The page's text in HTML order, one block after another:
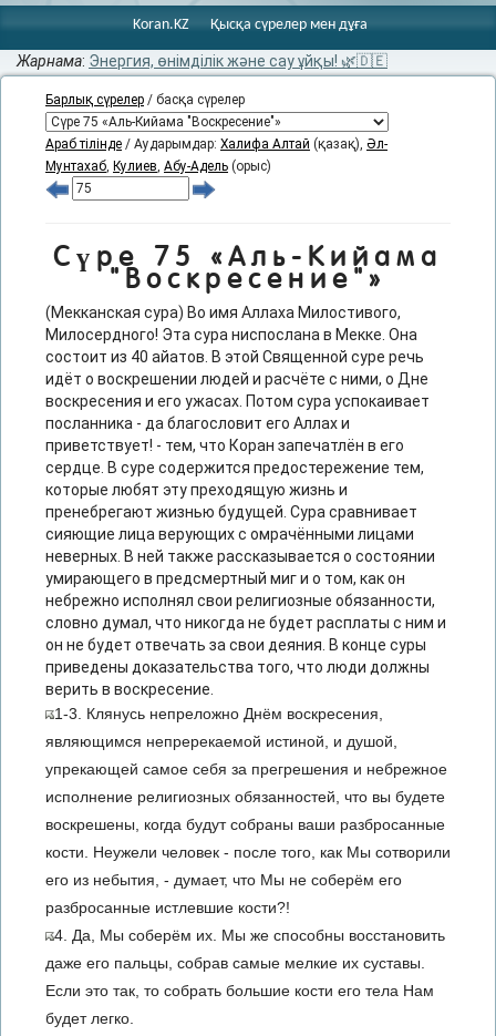
Koran.KZ Қысқа сүрелер мен дұға
Жарнама: Энергия, өнімділік және сау ұйқы! 🌿🇩🇪
Барлық сүрелер / басқа сүрелер
Араб тілінде / Аударымдар: Халифа Алтай (қазақ), Әл-
Мунтахаб, Кулиев, Абу-Адель (орыс)
Сүре 75 «Аль-Кийама
"Воскресение"»
(Мекканская сура) Во имя Аллаха Милостивого,
Милосердного! Эта сура ниспослана в Мекке. Она
состоит из 40 айатов. В этой Священной суре речь
идёт о воскрешении людей и расчёте с ними, о Дне
воскресения и его ужасах. Потом сура успокаивает
посланника - да благословит его Аллах и
приветствует! - тем, что Коран запечатлён в его
сердце. В суре содержится предостережение тем,
которые любят эту преходящую жизнь и
пренебрегают жизнью будущей. Сура сравнивает
сияющие лица верующих с омрачёнными лицами
неверных. В ней также рассказывается о состоянии
умирающего в предсмертный миг и о том, как он
небрежно исполнял свои религиозные обязанности,
словно думал, что никогда не будет расплаты с ним и
он не будет отвечать за свои деяния. В конце суры
приведены доказательства того, что люди должны
верить в воскресение.
1-3. Клянусь непреложно Днём воскресения,
являющимся непререкаемой истиной, и душой,
упрекающей самое себя за прегрешения и небрежное
исполнение религиозных обязанностей, что вы будете
воскрешены, когда будут собраны ваши разбросанные
кости. Неужели человек - после того, как Мы сотворили
его из небытия, - думает, что Мы не соберём его
разбросанные истлевшие кости?!
4. Да, Мы соберём их. Мы же способны восстановить
даже его пальцы, собрав самые мелкие их суставы.
Если это так, то собрать большие кости его тела Нам
будет легко.